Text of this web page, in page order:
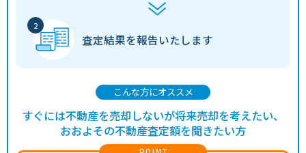
査定結果を報告いたします
こんな方にオススメ
すぐには不動産を売却しないが将来売却を考えたい、
おおよその不動産査定額を聞きたい方